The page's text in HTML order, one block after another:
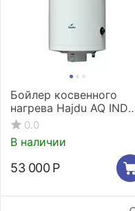
Бойлер косвенного
нагрева Hajdu AQ IND
FCE75
0.0
В наличии
53 000 Р